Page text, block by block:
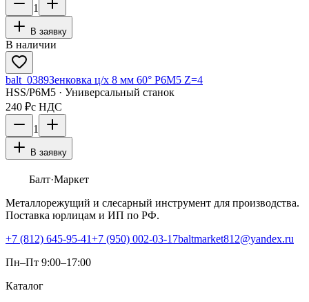
1
В заявку
В наличии
balt_0389Зенковка ц/х 8 мм 60° Р6М5 Z=4
HSS/Р6М5 · Универсальный станок
240 ₽с НДС
1
В заявку
Балт·Маркет
Металлорежущий и слесарный инструмент для производства.
Поставка юрлицам и ИП по РФ.
+7 (812) 645-95-41+7 (950) 002-03-17baltmarket812@yandex.ru
Пн–Пт 9:00–17:00
Каталог